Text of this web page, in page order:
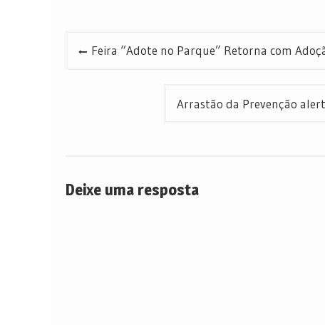
Navegação
Feira “Adote no Parque” Retorna com
Arrastão da Prevenção
Deixe uma resposta